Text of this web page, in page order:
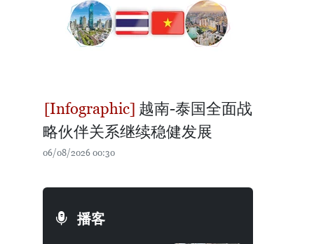
越南-泰国全面战
略伙伴关系继续稳健发展
06/08/2026 00:30
播客